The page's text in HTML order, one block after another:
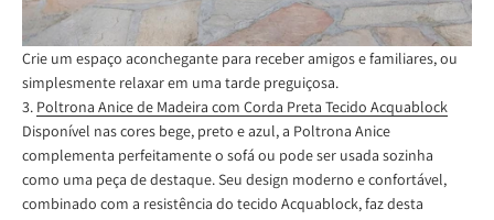
Crie um espaço aconchegante para receber amigos e familiares, ou
simplesmente relaxar em uma tarde preguiçosa.
3. Poltrona Anice de Madeira com Corda Preta Tecido Acquablock
Disponível nas cores bege, preto e azul, a Poltrona Anice
complementa perfeitamente o sofá ou pode ser usada sozinha
como uma peça de destaque. Seu design moderno e confortável,
combinado com a resistência do tecido Acquablock, faz desta